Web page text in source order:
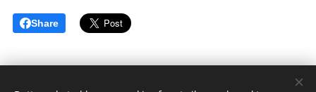
Share